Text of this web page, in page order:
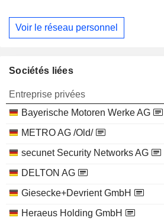
Voir le réseau personnel
Sociétés liées
Entreprise privées
Bayerische Motoren Werke AG
METRO AG /Old/
secunet Security Networks AG
DELTON AG
Giesecke+Devrient GmbH
Heraeus Holding GmbH